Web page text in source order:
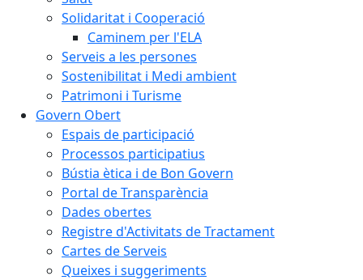
Solidaritat i Cooperació
Caminem per l'ELA
Serveis a les persones
Sostenibilitat i Medi ambient
Patrimoni i Turisme
Govern Obert
Espais de participació
Processos participatius
Bústia ètica i de Bon Govern
Portal de Transparència
Dades obertes
Registre d'Activitats de Tractament
Cartes de Serveis
Queixes i suggeriments